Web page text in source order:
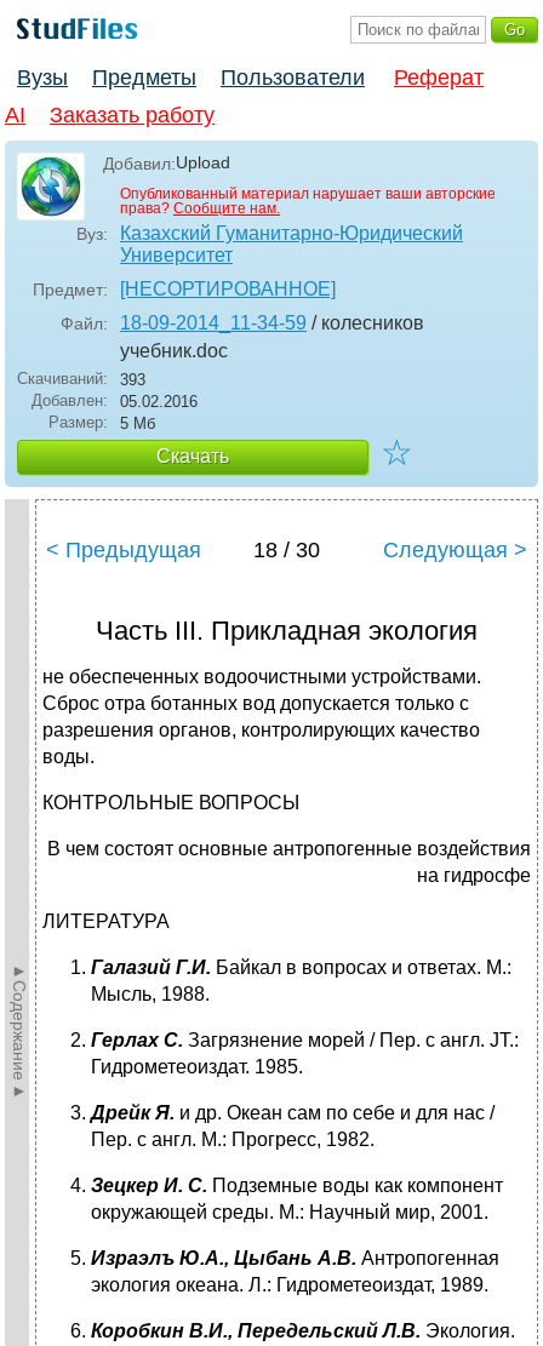
Вузы Предметы Пользователи
Реферат
AI
Заказать работу
Добавил:Upload
Опубликованный материал нарушает ваши авторские
права? Сообщите нам.
Вуз:
Казахский Гуманитарно-Юридический
Университет
Предмет: [НЕСОРТИРОВАННОЕ]
Файл: 18-09-2014_11-34-59 / колесников
учебник.doc
Скачиваний:
393
Добавлен:
05.02.2016
Размер:
5 Мб
Скачать ☆
►Содержание►
< Предыдущая 18 / 30 Следующая >
Часть III. Прикладная экология
не обеспеченных водоочистными устройствами.
Сброс отра ботанных вод допускается только с
разрешения органов, кон­тролирующих качество
воды.
КОНТРОЛЬНЫЕ ВОПРОСЫ
В чем состоят основные антропогенные воздействия
на гидросфе
ЛИТЕРАТУРА
Галазий Г.И. Байкал в вопросах и ответах. М.:
Мысль, 1988.
Герлах С. Загрязнение морей / Пер. с англ. JT.:
Гидрометеоиздат. 1985.
Дрейк Я. и др. Океан сам по себе и для нас /
Пер. с англ. М.: Прогресс, 1982.
Зецкер И. С. Подземные воды как компонент
окружающей среды. М.: Научный мир, 2001.
Израэлъ Ю.А., Цыбань А.В. Антропогенная
экология океана. Л.: Гидрометеоиздат, 1989.
Коробкин В.И., Передельский Л.В. Экология.